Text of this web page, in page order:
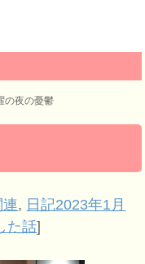
の夜の憂鬱
, 日記2023年1月
た話]